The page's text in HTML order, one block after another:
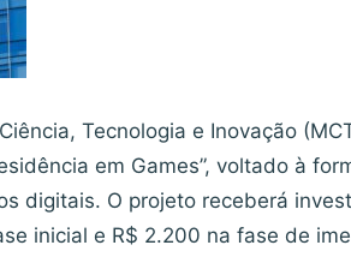
Tecnologia e Inovação
em Games”, voltado à
digitais. O projeto receberá
inicial e R$ 2.200 na fase de